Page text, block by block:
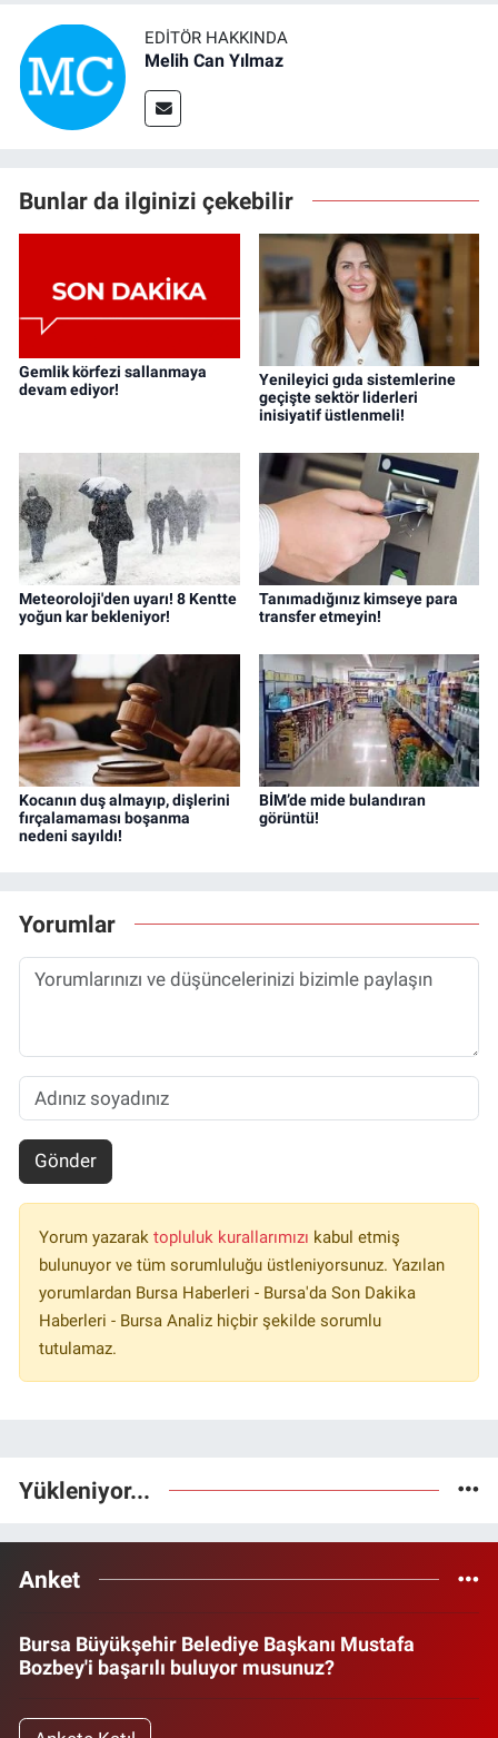
EDITÖR HAKKINDA
Melih Can Yılmaz
Bunlar da ilginizi çekebilir
Gemlik körfezi sallanmaya
devam ediyor!
Yenileyici gıda sistemlerine
geçişte sektör liderleri
inisiyatif üstlenmeli!
Meteoroloji'den uyarı! 8 Kentte
yoğun kar bekleniyor!
Tanımadığınız kimseye para
transfer etmeyin!
Kocanın duş almayıp, dişlerini
fırçalamaması boşanma
nedeni sayıldı!
BİM’de mide bulandıran
görüntü!
Yorumlar
Gönder
Yorum yazarak topluluk kurallarımızı kabul etmiş
bulunuyor ve tüm sorumluluğu üstleniyorsunuz. Yazılan
yorumlardan Bursa Haberleri - Bursa'da Son Dakika
Haberleri - Bursa Analiz hiçbir şekilde sorumlu
tutulamaz.
Yükleniyor...
Anket
Bursa Büyükşehir Belediye Başkanı Mustafa
Bozbey'i başarılı buluyor musunuz?